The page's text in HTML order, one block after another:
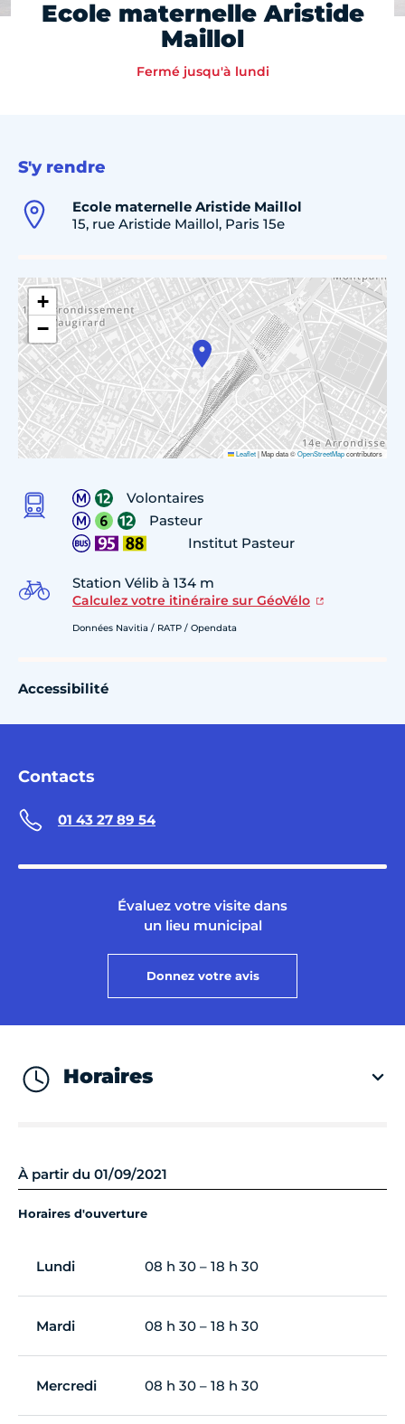
Ecole maternelle Aristide
Maillol
Fermé jusqu'à lundi
S'y rendre
Ecole maternelle Aristide Maillol
15, rue Aristide Maillol, Paris 15e
+
−
Leaflet|Map data ©OpenStreetMapcontributors
Volontaires
Pasteur
Institut Pasteur
Station Vélib à 134 m
Calculez votre itinéraire sur GéoVélo
Données Navitia / RATP / Opendata
Accessibilité
Contacts
01 43 27 89 54
Évaluez votre visite dans
un lieu municipal
Donnez votre avis
Horaires
À partir du 01/09/2021
Horaires d'ouverture
Lundi 08 h 30 – 18 h 30
Mardi 08 h 30 – 18 h 30
Mercredi 08 h 30 – 18 h 30